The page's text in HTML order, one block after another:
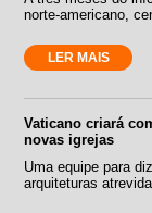
norte-americano,
LER MAIS
Vaticano criará
novas igrejas
Uma equipe para
arquiteturas